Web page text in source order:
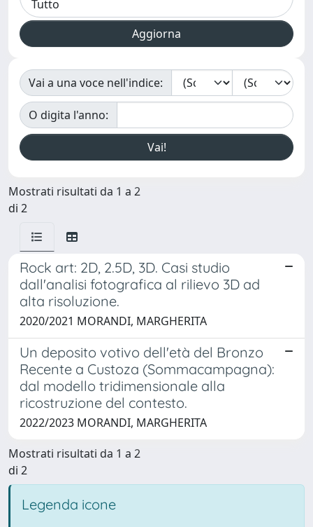
Vai a una voce nell'indice:
O digita l'anno:
Mostrati risultati da 1 a 2
di 2
Rock art: 2D, 2.5D, 3D. Casi studio
dall'analisi fotografica al rilievo 3D ad
alta risoluzione.
2020/2021 MORANDI, MARGHERITA
Un deposito votivo dell'età del Bronzo
Recente a Custoza (Sommacampagna):
dal modello tridimensionale alla
ricostruzione del contesto.
2022/2023 MORANDI, MARGHERITA
Mostrati risultati da 1 a 2
di 2
Legenda icone